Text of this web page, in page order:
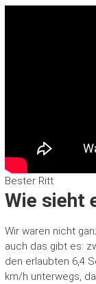
Bester Ritt
Wie sieht
Wir waren nicht
auch das gibt es:
den erlaubten 6,4
km/h unterwegs,